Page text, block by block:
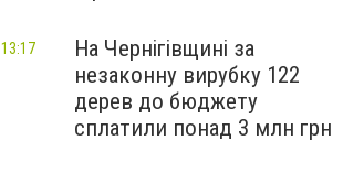
На Чернігівщині за
незаконну вирубку 122
дерев до бюджету
сплатили понад 3 млн грн
13:17